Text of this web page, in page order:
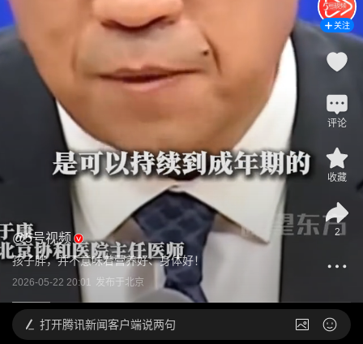
@5号视频
孩子胖，并不意味着营养好、身体好！
2026-05-22 20:01 发布于北京
关注
评论
收藏
2
打开腾讯新闻客户端说两句